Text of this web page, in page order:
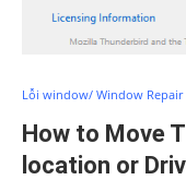
Lỗi window/ Window Repair
How to Move
location or